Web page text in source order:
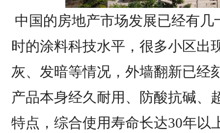
中国的房地产市场发展已经有
时的涂料科技水平，很多小区出
灰、发暗等情况，外墙翻新已经
产品本身经久耐用、防酸抗碱、
特点，综合使用寿命长达30年以